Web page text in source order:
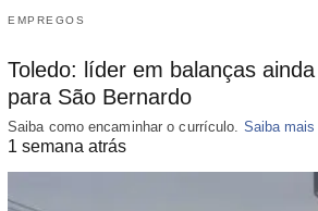
EMPREGOS
Toledo: líder em balanças
para São Bernardo
Saiba como encaminhar o currículo. Saiba mais
1 semana atrás